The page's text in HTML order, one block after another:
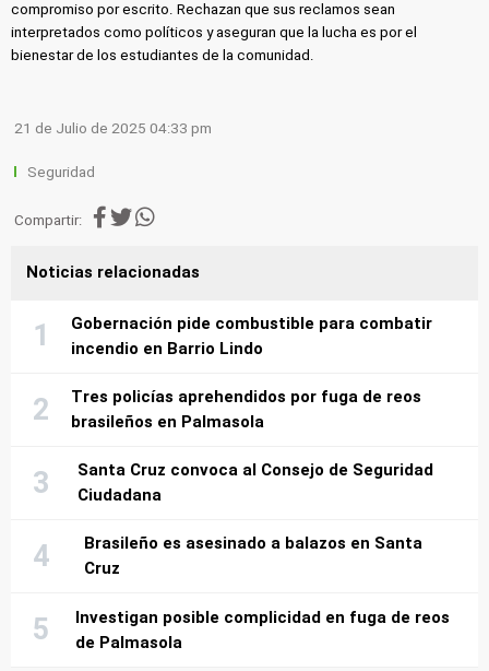
compromiso por escrito. Rechazan que sus reclamos sean
interpretados como políticos y aseguran que la lucha es por el
bienestar de los estudiantes de la comunidad.
21 de Julio de 2025 04:33 pm
Seguridad
Compartir:
Noticias relacionadas
Gobernación pide combustible para combatir
incendio en Barrio Lindo
Tres policías aprehendidos por fuga de reos
brasileños en Palmasola
Santa Cruz convoca al Consejo de Seguridad
Ciudadana
Brasileño es asesinado a balazos en Santa
Cruz
Investigan posible complicidad en fuga de reos
de Palmasola